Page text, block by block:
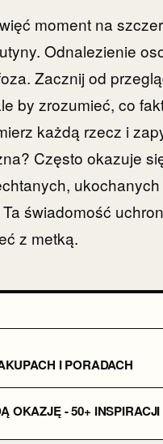
moment na
Odnalezienie
Zacznij od
by zrozumieć, co
każdą rzecz i
Często okazuje
świadomość
z metką.
I PORADACH
OKAZJĘ - 50+ INSPIRACJI